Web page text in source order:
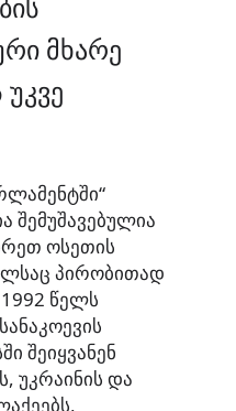
მხარე
შემუშავებულია
ოსეთის
პირობითად
წელს
შეიყვანენ
უკრაინის და